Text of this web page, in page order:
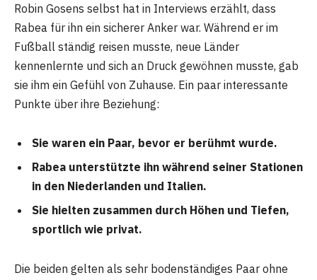
Robin Gosens selbst hat in Interviews erzählt, dass
Rabea für ihn ein sicherer Anker war. Während er im
Fußball ständig reisen musste, neue Länder
kennenlernte und sich an Druck gewöhnen musste, gab
sie ihm ein Gefühl von Zuhause. Ein paar interessante
Punkte über ihre Beziehung:
Sie waren ein Paar, bevor er berühmt wurde.
Rabea unterstützte ihn während seiner Stationen
in den Niederlanden und Italien.
Sie hielten zusammen durch Höhen und Tiefen,
sportlich wie privat.
Die beiden gelten als sehr bodenständiges Paar ohne